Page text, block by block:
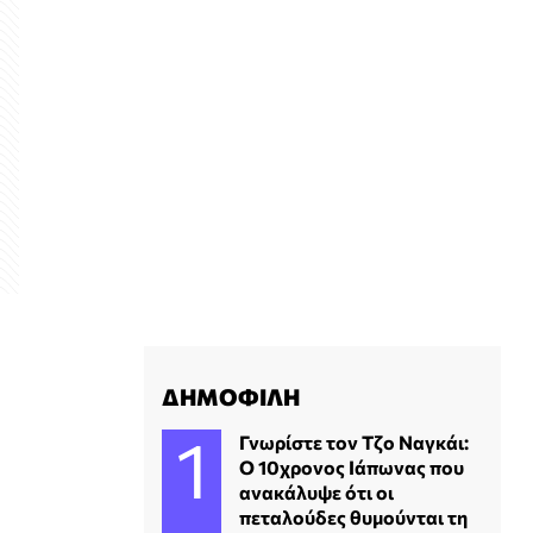
ΔΗΜΟΦΙΛΗ
Γνωρίστε τον Τζο Ναγκάι:
Ο 10χρονος Ιάπωνας που
ανακάλυψε ότι οι
πεταλούδες θυμούνται τη